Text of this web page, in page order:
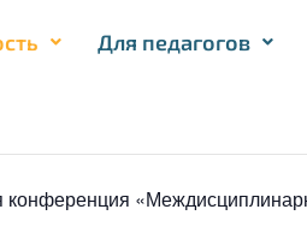
Для педагогов
конференция